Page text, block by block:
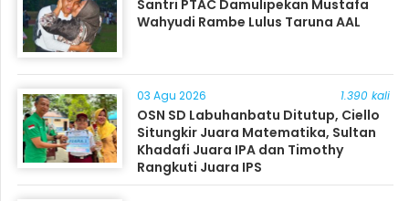
Santri PTAC Damulipekan Mustafa
Wahyudi Rambe Lulus Taruna AAL
03 Agu 2026 1.390 kali
OSN SD Labuhanbatu Ditutup, Ciello
Situngkir Juara Matematika, Sultan
Khadafi Juara IPA dan Timothy
Rangkuti Juara IPS